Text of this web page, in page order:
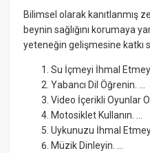
Bilimsel olarak kanıtlanmış
beynin sağlığını korumaya
yeteneğin gelişmesine katkı
Su İçmeyi İhmal
Yabancı Dil Öğrenin. ...
Video İçerikli Oyunlar
Motosiklet Kullanın. ...
Uykunuzu İhmal
Müzik Dinleyin. ...